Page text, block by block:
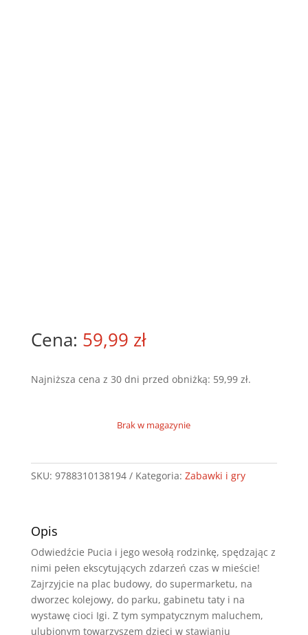
59,99 zł
Najniższa cena z 30 dni przed obniżką: 59,99 zł.
Brak w magazynie
SKU: 9788310138194 Kategoria: Zabawki i gry
Opis
Odwiedźcie Pucia i jego wesołą rodzinkę, spędzając z
nimi pełen ekscytujących zdarzeń czas w mieście!
Zajrzyjcie na plac budowy, do supermarketu, na
dworzec kolejowy, do parku, gabinetu taty i na
wystawę cioci Igi. Z tym sympatycznym maluchem,
ulubionym towarzyszem dzieci w stawianiu